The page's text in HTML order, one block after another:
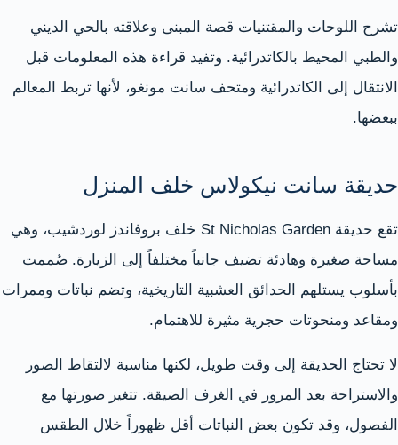
تشرح اللوحات والمقتنيات قصة المبنى وعلاقته بالحي الديني
والطبي المحيط بالكاتدرائية. وتفيد قراءة هذه المعلومات قبل
الانتقال إلى الكاتدرائية ومتحف سانت مونغو، لأنها تربط المعالم
ببعضها.
حديقة سانت نيكولاس خلف المنزل
تقع حديقة St Nicholas Garden خلف بروفاندز لوردشيب، وهي
مساحة صغيرة وهادئة تضيف جانباً مختلفاً إلى الزيارة. صُممت
بأسلوب يستلهم الحدائق العشبية التاريخية، وتضم نباتات وممرات
ومقاعد ومنحوتات حجرية مثيرة للاهتمام.
لا تحتاج الحديقة إلى وقت طويل، لكنها مناسبة لالتقاط الصور
والاستراحة بعد المرور في الغرف الضيقة. تتغير صورتها مع
الفصول، وقد تكون بعض النباتات أقل ظهوراً خلال الطقس